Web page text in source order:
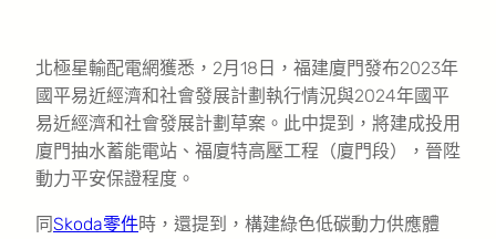
北極星輸配電網獲悉，2月18日，福建廈門發布2023年
國平易近經濟和社會發展計劃執行情況與2024年國平
易近經濟和社會發展計劃草案。此中提到，將建成投用
廈門抽水蓄能電站、福廈特高壓工程（廈門段），晉陞
動力平安保證程度。
同Skoda零件時，還提到，構建綠色低碳動力供應體